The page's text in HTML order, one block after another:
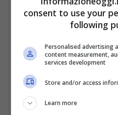
le tipologie di
le spese
la cessione del
consent to use your
following
Personalised advertising
content measurement,
services development
Store and/or access
Learn more